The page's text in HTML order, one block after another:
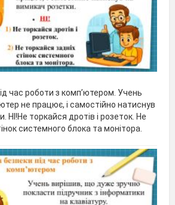
час роботи з комп’ютером. Учень
не працює, і самостійно натиснув
НІ!Не торкайся дротів і розеток. Не
системного блока та монітора.